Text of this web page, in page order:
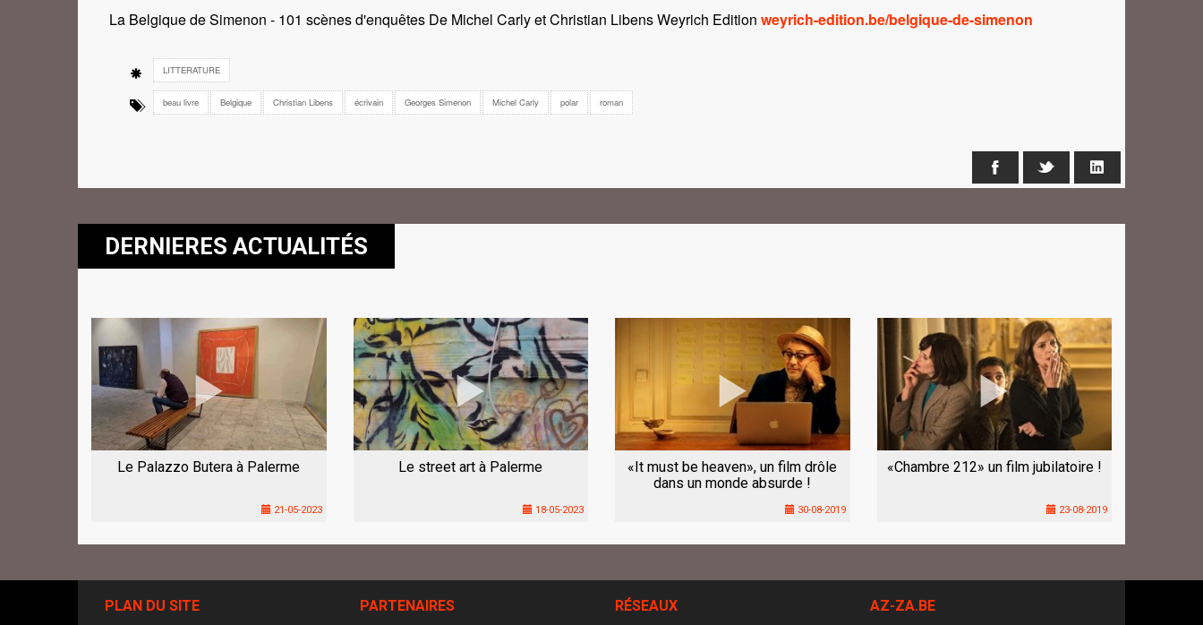
La Belgique de Simenon - 101 scènes d'enquêtes De Michel Carly et Christian Libens Weyrich Edition weyrich-edition.be/belgique-de-simenon
LITTERATURE
beau livre Belgique Christian Libens écrivain Georges Simenon Michel Carly polar roman
Facebook
DERNIERES ACTUALITÉS
Le Palazzo Butera à Palerme
21-05-2023
Le street art à Palerme
18-05-2023
«It must be heaven», un film drôle
dans un monde absurde !
30-08-2019
«Chambre 212» un film jubilatoire !
23-08-2019
PLAN DU SITE
PARTENAIRES
RÉSEAUX
AZ-ZA.BE